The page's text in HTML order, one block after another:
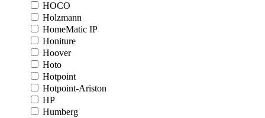
HOCO
Holzmann
HomeMatic IP
Honiture
Hoover
Hoto
Hotpoint
Hotpoint-Ariston
HP
Humberg